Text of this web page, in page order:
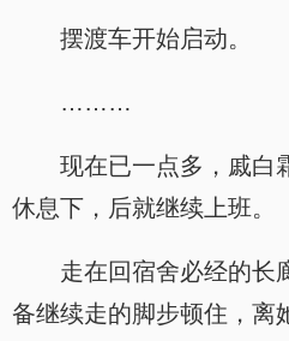
摆渡车开始启动。
………
现在已一点多，戚白
休息下，后就继续上班。
走在回宿舍必经的长
备继续走的脚步顿住，离